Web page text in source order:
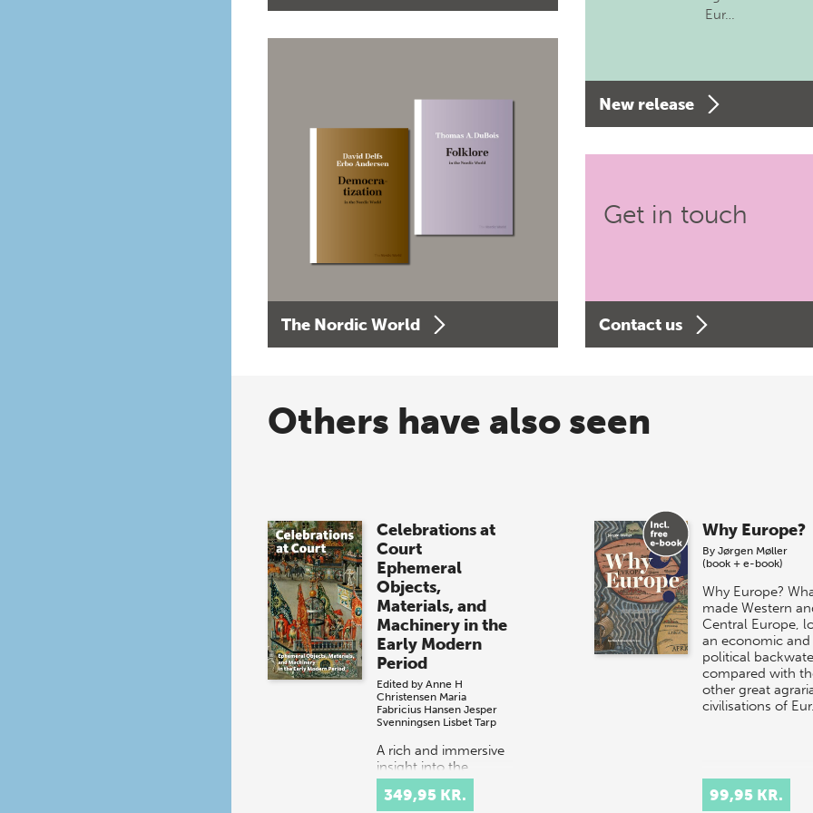
The Nordic World
Eur…
New release
Get in touch
Contact us
Others have also seen
Celebrations at
Court
Ephemeral
Objects,
Materials, and
Machinery in the
Early Modern
Period
Edited by Anne H
Christensen Maria
Fabricius Hansen Jesper
Svenningsen Lisbet Tarp
A rich and immersive
insight into the
spectacular courtly
festival culture of
349,95 KR.
Why Europe?
By Jørgen Møller
(book + e-book)
Why Europe?
made Western
Central Europe,
an economic and
political
compared with
other great
civilisations of
99,95 KR.